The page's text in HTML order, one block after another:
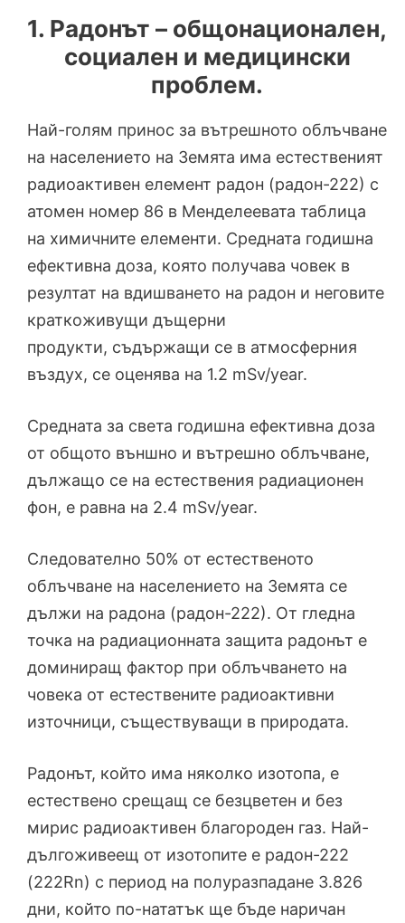
1. Радонът – общонационален,
социален и медицински
проблем.
Най-голям принос за вътрешното облъчване
на населението на Земята има естественият
радиоактивен елемент радон (радон-222) с
атомен номер 86 в Менделеевата таблица
на химичните елементи. Средната годишна
ефективна доза, която получава човек в
резултат на вдишването на радон и неговите
краткоживущи дъщерни
продукти, съдържащи се в атмосферния
въздух, се оценява на 1.2 mSv/year.
Средната за света годишна ефективна доза
от общото външно и вътрешно облъчване,
дължащо се на естествения радиационен
фон, е равна на 2.4 mSv/year.
Следователно 50% от естественото
облъчване на населението на Земята се
дължи на радона (радон-222). От гледна
точка на радиационната защита радонът е
доминиращ фактор при облъчването на
човека от естествените радиоактивни
източници, съществуващи в природата.
Радонът, който има няколко изотопа, е
естествено срещащ се безцветен и без
мирис радиоактивен благороден газ. Най-
дългоживеещ от изотопите е радон-222
(222Rn) с период на полуразпадане 3.826
дни, който по-нататък ще бъде наричан